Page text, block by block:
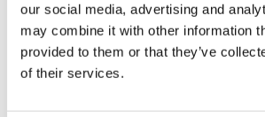
our social media, advertising and
may combine it with other information
provided to them or that they’ve
of their services.